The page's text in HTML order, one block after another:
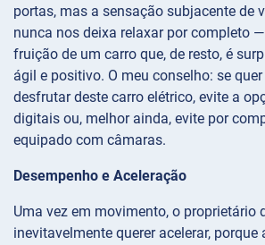
portas, mas a sensação subjacente de
nunca nos deixa relaxar por completo
fruição de um carro que, de resto, é
ágil e positivo. O meu conselho: se
desfrutar deste carro elétrico, evite a
digitais ou, melhor ainda, evite por
equipado com câmaras.
Desempenho e Aceleração
Uma vez em movimento, o proprietário
inevitavelmente querer acelerar, porque